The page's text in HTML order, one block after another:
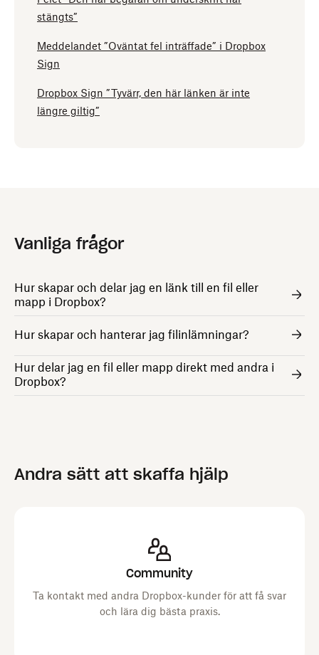
stängts”
Meddelandet ”Oväntat fel inträffade” i Dropbox
Sign
Dropbox Sign ”Tyvärr, den här länken är inte
längre giltig”
Vanliga frågor
Hur skapar och delar jag en länk till en fil eller
mapp i Dropbox?
Hur skapar och hanterar jag filinlämningar?
Hur delar jag en fil eller mapp direkt med andra i
Dropbox?
Andra sätt att skaffa hjälp
Community
Ta kontakt med andra Dropbox-kunder för att få svar
och lära dig bästa praxis.